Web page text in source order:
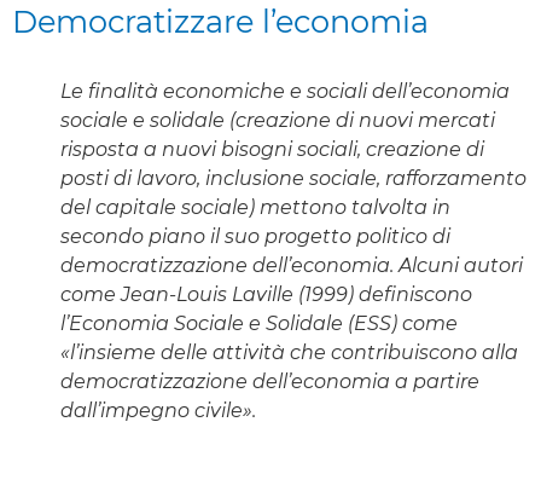
Democratizzare l’economia
Le finalità economiche e sociali dell’economia
sociale e solidale (creazione di nuovi mercati
risposta a nuovi bisogni sociali, creazione di
posti di lavoro, inclusione sociale, rafforzamento
del capitale sociale) mettono talvolta in
secondo piano il suo progetto politico di
democratizzazione dell’economia. Alcuni autori
come Jean-Louis Laville (1999) definiscono
l’Economia Sociale e Solidale (ESS) come
«l’insieme delle attività che contribuiscono alla
democratizzazione dell’economia a partire
dall’impegno civile».